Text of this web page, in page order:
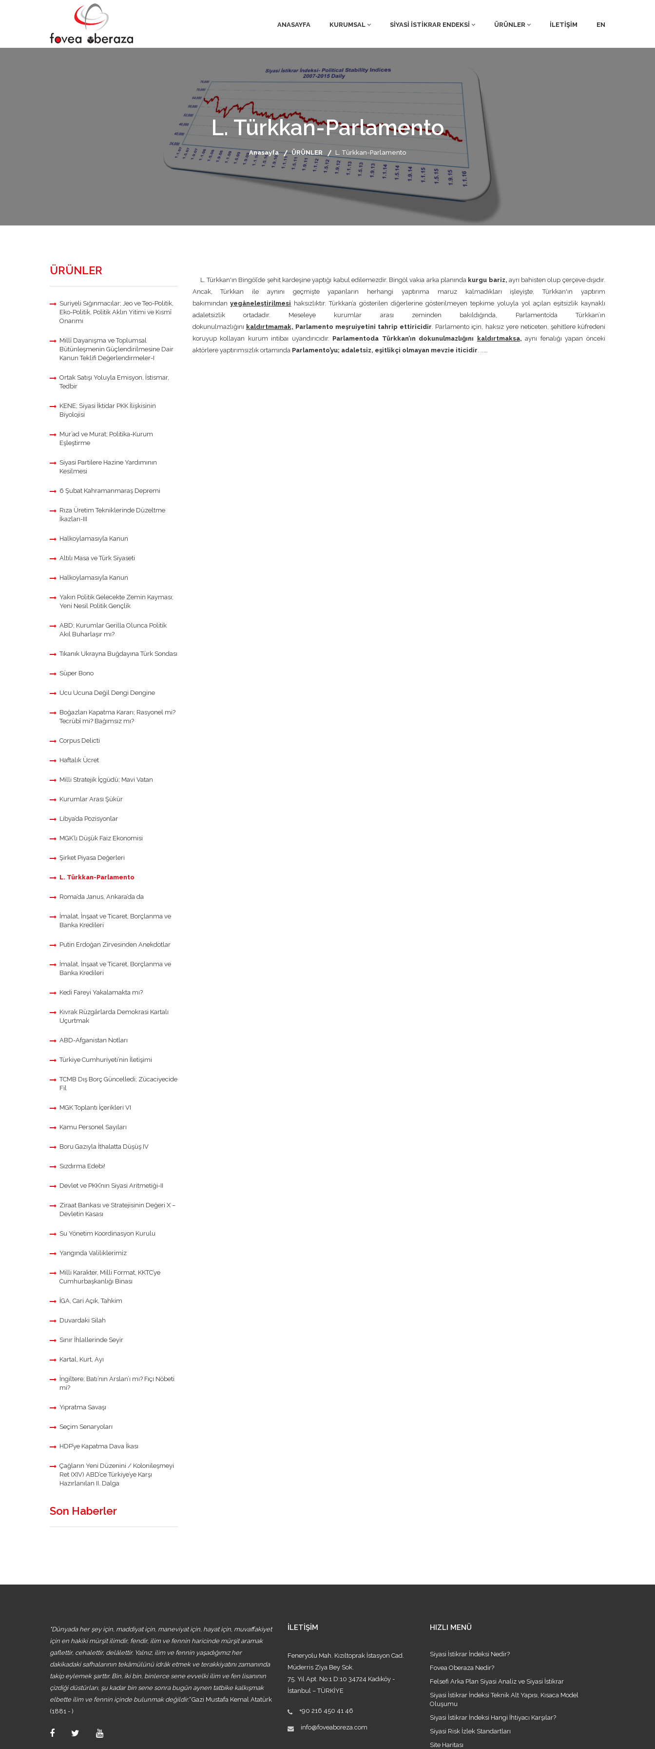
ANASAYFA KURUMSAL SİYASİ İSTİKRAR ENDEKSİ ÜRÜNLER İLETİŞİM EN
L. Türkkan-Parlamento
Anasayfa ÜRÜNLER L. Türkkan-Parlamento
ÜRÜNLER
Suriyeli Sığınmacılar; Jeo ve Teo-Politik,
Eko-Politik, Politik Aklın Yitimi ve Kısmî
Onarımı
Millî Dayanışma ve Toplumsal
Bütünleşmenin Güçlendirilmesine Dair
Kanun Teklifi Değerlendirmeler-I
Ortak Satışı Yoluyla Emisyon, İstismar,
Tedbir
KENE; Siyasi İktidar PKK İlişkisinin
Biyolojisi
Mur’ad ve Murat; Politika-Kurum
Eşleştirme
Siyasi Partilere Hazine Yardımının
Kesilmesi
6 Şubat Kahramanmaraş Depremi
Rıza Üretim Tekniklerinde Düzeltme
İkazları-III
Halkoylamasıyla Kanun
Altılı Masa ve Türk Siyaseti
Halkoylamasıyla Kanun
Yakın Politik Gelecekte Zemin Kayması;
Yeni Nesil Politik Gençlik
ABD; Kurumlar Gerilla Olunca Politik
Akıl Buharlaşır mı?
Tıkanık Ukrayna Buğdayına Türk Sondası
Süper Bono
Ucu Ucuna Değil Dengi Dengine
Boğazları Kapatma Kararı; Rasyonel mi?
Tecrübî mi? Bağımsız mı?
Corpus Delicti
Haftalık Ücret
Milli Stratejik İçgüdü; Mavi Vatan
Kurumlar Arası Şükür
Libya’da Pozisyonlar
MGK’lı Düşük Faiz Ekonomisi
Şirket Piyasa Değerleri
L. Türkkan-Parlamento
Roma’da Janus, Ankara’da da
İmalat, İnşaat ve Ticaret, Borçlanma ve
Banka Kredileri
Putin Erdoğan Zirvesinden Anekdotlar
İmalat, İnşaat ve Ticaret, Borçlanma ve
Banka Kredileri
Kedi Fareyi Yakalamakta mı?
Kıvrak Rüzgârlarda Demokrasi Kartalı
Uçurtmak
ABD-Afganistan Notları
Türkiye Cumhuriyeti’nin İletişimi
TCMB Dış Borç Güncelledi; Zücaciyecide
Fil
MGK Toplantı İçerikleri VI
Kamu Personel Sayıları
Boru Gazıyla İthalatta Düşüş IV
Sızdırma Edebi!
Devlet ve PKK’nın Siyasi Aritmetiği-II
Ziraat Bankası ve Stratejisinin Değeri X –
Devletin Kasası
Su Yönetim Koordinasyon Kurulu
Yangında Valiliklerimiz
Milli Karakter, Milli Format, KKTC’ye
Cumhurbaşkanlığı Binası
İGA, Cari Açık, Tahkim
Duvardaki Silah
Sınır İhlallerinde Seyir
Kartal, Kurt, Ayı
İngiltere; Batı’nın Arslan’ı mı? Fıçı Nöbeti
mi?
Yıpratma Savaşı
Seçim Senaryoları
HDP’ye Kapatma Dava İkası
Çağların Yeni Düzenini / Kolonileşmeyi
Ret (XIV) ABD’ce Türkiye’ye Karşı
Hazırlanılan II. Dalga
Son Haberler
L. Türkkan'ın Bingöl’de şehit kardeşine yaptığı kabul edilemezdir. Bingöl vakıa arka planında kurgu bariz, ayrı bahisten olup çerçeve dışıdır.
Ancak, Türkkan ile aynını geçmişte yapanların herhangi yaptırıma maruz kalmadıkları işleyişte, Türkkan'ın yaptırım
bakımındanyegâneleştirilmesi haksızlıktır. Türkkan’a gösterilen diğerlerine gösterilmeyen tepkime yoluyla yol açılan eşitsizlik kaynaklı
adaletsizlik ortadadır. Meseleye kurumlar arası zeminden bakıldığında, Parlamento’da Türkkan’ın
dokunulmazlığını kaldırtmamak, Parlamento meşruiyetini tahrip ettiricidir. Parlamento için, haksız yere neticeten, şehitlere küfredeni
koruyup kollayan kurum intibaı uyandırıcıdır. Parlamentoda Türkkan’ın dokunulmazlığını kaldırtmaksa,aynı fenalığı yapan önceki
aktörlere yaptırımsızlık ortamında Parlamento’yu; adaletsiz, eşitlikçi olmayan mevzie iticidir. .....
"Dünyada her şey için, maddiyat için, maneviyat için, hayat için, muvaffakiyet
için en hakiki mürşit ilimdir, fendir, ilim ve fennin haricinde mürşit aramak
gaflettir, cehalettir, delâlettir. Yalnız, ilim ve fennin yaşadığımız her
dakikadaki safhalarının tekâmülünü idrâk etmek ve terakkiyatını zamanında
takip eylemek şarttır. Bin, iki bin, binlerce sene evvelki ilim ve fen lisanının
çizdiği düstûrları, şu kadar bin sene sonra bugün aynen tatbike kalkışmak
elbette ilim ve fennin içinde bulunmak değildir.”Gazi Mustafa Kemal Atatürk
(1881 - )
İLETİŞİM
Feneryolu Mah. Kızıltoprak İstasyon Cad.
Müderris Ziya Bey Sok.
75. Yıl Apt. No:1 D:10 34724 Kadıköy -
İstanbul – TÜRKİYE
+90 216 450 41 46
info@foveaboreza.com
HIZLI MENÜ
Siyasi İstikrar İndeksi Nedir?
Fovea Oberaza Nedir?
Felsefi Arka Plan Siyasi Analiz ve Siyasi İstikrar
Siyasi İstikrar İndeksi Teknik Alt Yapısı, Kısaca Model
Oluşumu
Siyasi İstikrar İndeksi Hangi İhtiyacı Karşılar?
Siyasi Risk İzlek Standartları
Site Haritası